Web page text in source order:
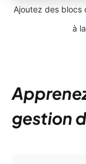
Ajoutez des blocs
à
gestion